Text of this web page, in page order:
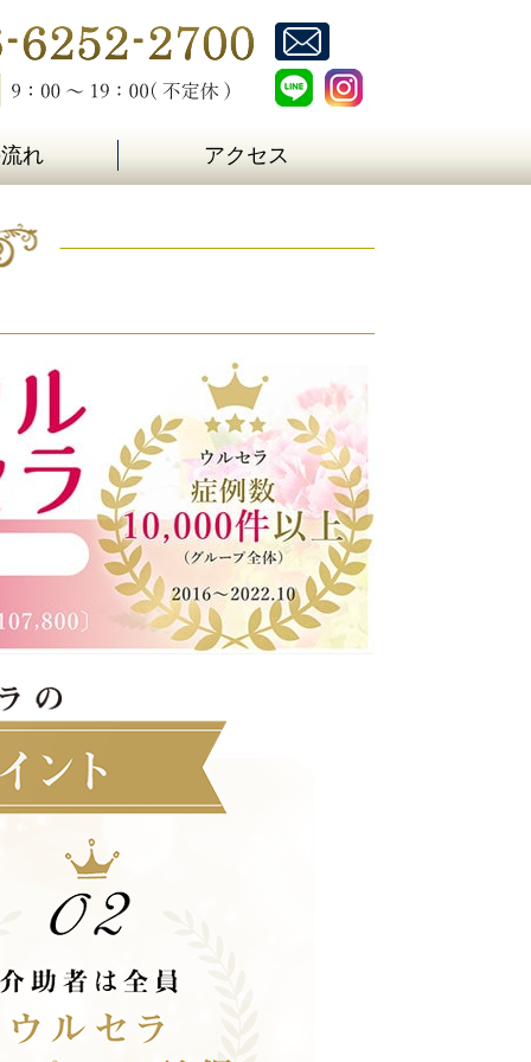
れ アクセス